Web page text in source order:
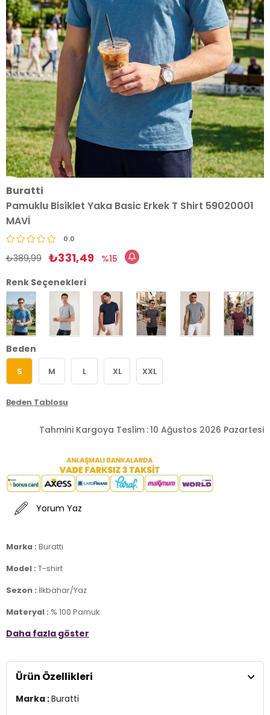
Buratti
Pamuklu Bisiklet Yaka Basic Erkek T Shirt 59020001
MAVİ
0.0
₺389,99 ₺331,49
15
Renk Seçenekleri
Beden
S M L XL XXL
Beden Tablosu
Tahmini Kargoya Teslim :10 Ağustos 2026 Pazartesi
Yorum Yaz
Marka : Buratti
Model : T-shirt
Sezon : İlkbahar/Yaz
Materyal : % 100 Pamuk
Yaka Bilgisi :Bisiklet Yaka
Kalıp Bilgisi :Regular Fit
Manken Ölçüsü :Kilo : 79 kg / Boy : 1.89 cm / Göğüs : 103 cm / Bel :
Daha fazla göster
Ürün Özellikleri
Marka :Buratti